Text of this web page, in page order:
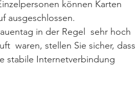
können Karten
ausgeschlossen.
waren, stellen Sie sicher, dass
stabile Internetverbindung